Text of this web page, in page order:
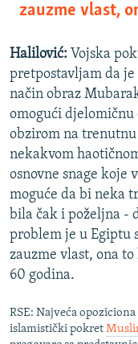
zauzme vlast,
Halilović: Vojska
pretpostavljam da je
način obraz
omogući
obzirom na
nekakvom
osnovne snage koje
moguće da bi neka
bila čak i poželjna -
problem je u Egiptu
zauzme vlast, ona
60 godina.
RSE: Najveća
islamistički pokret